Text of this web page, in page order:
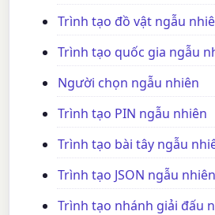
Trình tạo đồ vật ngẫu
Trình tạo quốc gia ngẫu
Người chọn ngẫu nhiên
Trình tạo PIN ngẫu nhiên
Trình tạo bài tây ngẫu
Trình tạo JSON ngẫu nhiên
Trình tạo nhánh giải đấu